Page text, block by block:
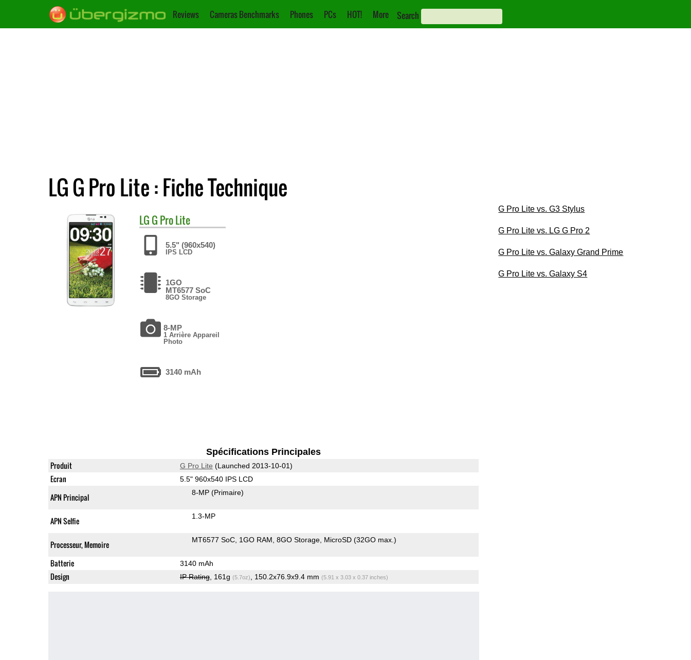
Reviews Cameras Benchmarks Phones PCs HOT! More Search
LG G Pro Lite : Fiche Technique
LG G Pro Lite
5.5" (960x540)
IPS LCD
1GO
MT6577 SoC
8GO Storage
8-MP
1 Arrière Appareil
Photo
3140 mAh
Spécifications Principales
Produit G Pro Lite (Launched 2013-10-01)
Ecran 5.5" 960x540 IPS LCD
APN Principal 8-MP (Primaire)
APN Selfie 1.3-MP
Processeur, Memoire MT6577 SoC 1GO RAM 8GO Storage MicroSD (32GO max.)
Batterie 3140 mAh
Design IP Rating, 161g (5.7oz) , 150.2x76.9x9.4 mm (5.91 x 3.03 x 0.37 inches)
G Pro Lite vs. G3 Stylus
G Pro Lite vs. LG G Pro 2
G Pro Lite vs. Galaxy Grand Prime
G Pro Lite vs. Galaxy S4